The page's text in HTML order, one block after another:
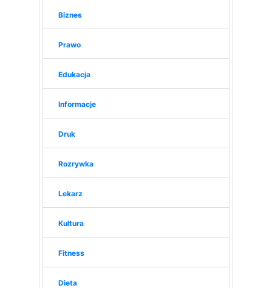
Biznes
Prawo
Edukacja
Informacje
Druk
Rozrywka
Lekarz
Kultura
Fitness
Dieta